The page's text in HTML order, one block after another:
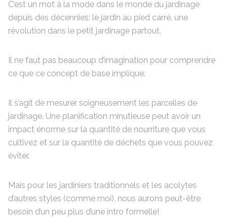
C’est un mot à la mode dans le monde du jardinage
depuis des décennies: le jardin au pied carré, une
révolution dans le petit jardinage partout.
Il ne faut pas beaucoup d’imagination pour comprendre
ce que ce concept de base implique.
Il s’agit de mesurer soigneusement les parcelles de
jardinage. Une planification minutieuse peut avoir un
impact énorme sur la quantité de nourriture que vous
cultivez et sur la quantité de déchets que vous pouvez
éviter.
Mais pour les jardiniers traditionnels et les acolytes
d’autres styles (comme moi), nous aurons peut-être
besoin d’un peu plus d’une intro formelle!